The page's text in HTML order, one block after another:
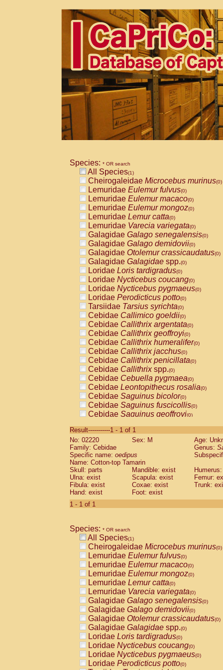
Species: * OR search
All Species(1)
Cheirogaleidae Microcebus murinus(0)
Lemuridae Eulemur fulvus(0)
Lemuridae Eulemur macaco(0)
Lemuridae Eulemur mongoz(0)
Lemuridae Lemur catta(0)
Lemuridae Varecia variegata(0)
Galagidae Galago senegalensis(0)
Galagidae Galago demidovii(0)
Galagidae Otolemur crassicaudatus(0)
Galagidae Galagidae spp.(0)
Loridae Loris tardigradus(0)
Loridae Nycticebus coucang(0)
Loridae Nycticebus pygmaeus(0)
Loridae Perodicticus potto(0)
Tarsiidae Tarsius syrichta(0)
Cebidae Callimico goeldii(0)
Cebidae Callithrix argentata(0)
Cebidae Callithrix geoffroyi(0)
Cebidae Callithrix humeralifer(0)
Cebidae Callithrix jacchus(0)
Cebidae Callithrix penicillata(0)
Cebidae Callithrixspp.(0)
Cebidae Cebuella pygmaea(0)
Cebidae Leontopithecus rosalia(0)
Cebidae Saguinus bicolor(0)
Cebidae Saguinus fuscicollis(0)
Cebidae Saguinus geoffroyi(0)
CebidaeSaguinus labiatus(0)
Cebidae Saguinus leucopus (0)
Cebidae
CebidaeSaguinus mystax
Cebidae Saguinus nigricollis (0)
Cebidae Saguinus oedipus
Cebidae Saguinus weddelli
Cebidae Saguinusspp.
Cebidae
CebidaeCebus capucinus
CebidaeCebus nigrivittatus
CebidaeCebus spp.(0)
CebidaeSaimiri boliviensis(0)
CebidaeSaimiri sciureus(0)
AtelidaeAlouatta caraya(0)
AtelidaeAlouatta fusca(0)
AtelidaeAlouatta seniculus(0)
AtelidaeAlouattaspp.(0)
AtelidaeAteles belzebuth(0)
AtelidaeAteles geoffroyi(0)
AtelidaeAteles paniscus(0)
AtelidaeAtelesspp.(0)
AtelidaeLagothrix lagothricha(0)
AtelidaeLagothrix lagothricha cana
PitheciidaeCacajao calvus
Result-----------1 - 1 of 1
No: 02220
Sex: M
Age:
Family: Cebidae
Genus:
Specific name: oedipus
Name: Cotton-top Tamarin
Skull: parts
Mandible: exist
Ulna: exist
Scapula: exist
Femur:
Fibula: exist
Coxae: exist
Trunk:
Hand: exist
Foot: exist
1 - 1 of 1
Species: * OR search
All Species(1)
Cheirogaleidae Microcebus murinus(0)
Lemuridae Eulemur fulvus(0)
Lemuridae Eulemur macaco(0)
Lemuridae Eulemur mongoz(0)
Lemuridae Lemur catta(0)
Lemuridae Varecia variegata(0)
Galagidae Galago senegalensis(0)
Galagidae Galago demidovii(0)
Galagidae Otolemur crassicaudatus(0)
Galagidae Galagidae spp.(0)
Loridae Loris tardigradus(0)
Loridae Nycticebus coucang(0)
Loridae Nycticebus pygmaeus(0)
Loridae Perodicticus potto(0)